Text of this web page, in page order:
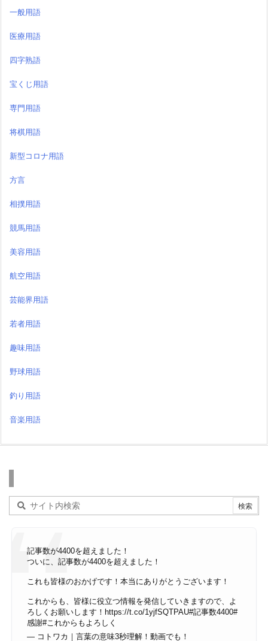
一般用語
医療用語
四字熟語
宝くじ用語
専門用語
将棋用語
新型コロナ用語
方言
相撲用語
競馬用語
美容用語
航空用語
芸能界用語
若者用語
趣味用語
野球用語
釣り用語
音楽用語
記事数が4400を超えました！
ついに、記事数が4400を超えました！
これも皆様のおかげです！本当にありがとうございます！
これからも、皆様に役立つ情報を発信していきますので、よ
ろしくお願いします！ https://t.co/1yjfSQTPAU#記事数4400#
感謝#これからもよろしく
— コトワカ｜言葉の意味3秒理解！動画でも！